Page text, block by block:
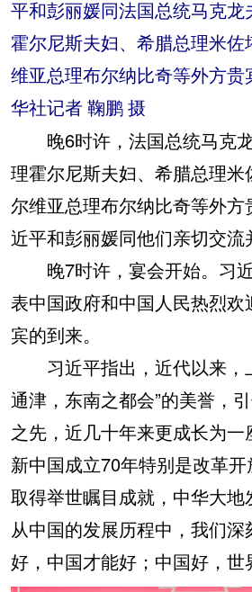
平和彭丽媛同法国总统马克龙
霍尔尼斯夫妇、希腊总理米佐
维亚总理布尔纳比奇等外方贵
华社记者 鞠鹏 摄
晚6时许，法国总统马克
理霍尔尼斯夫妇、希腊总理
尔维亚总理布尔纳比奇等外方
近平和彭丽媛同他们亲切交流
晚7时许，宴会开始。习
表中国政府和中国人民热烈
宾的到来。
习近平指出，近代以来，
通津，东南之都会”的美誉，
之先，近几十年来更成长为一
新中国成立70年特别是改革
取得举世瞩目成就，中华大地
从中国的发展历程中，我们
好，中国才能好；中国好，世